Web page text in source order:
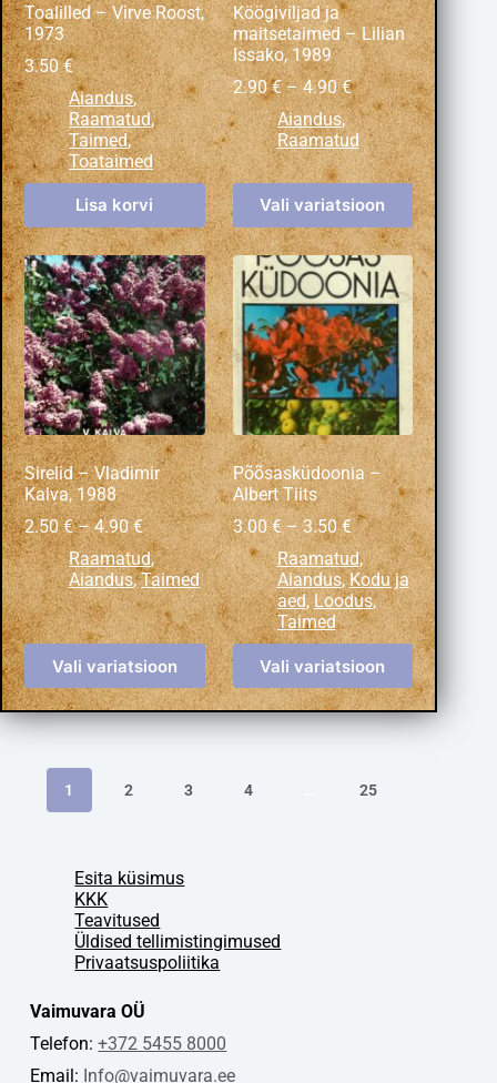
Toalilled – Virve Roost,
1973
3.50€
Aiandus,
Raamatud,
Taimed,
Toataimed
Lisa korvi
Köögiviljad ja
maitsetaimed – Lilian
Issako, 1989
2.90€ – 4.90€
Aiandus,
Raamatud
Vali variatsioon
Sirelid – Vladimir
Kalva, 1988
2.50€ – 4.90€
Raamatud,
Aiandus,Taimed
Vali variatsioon
Põõsasküdoonia –
Albert Tiits
3.00€ – 3.50€
Raamatud,
Aiandus,Kodu ja
aed, Loodus,
Taimed
Vali variatsioon
1 2 3 4 25
Esita küsimus
KKK
Teavitused
Üldised tellimistingimused
Privaatsuspoliitika
Vaimuvara OÜ
Telefon:+372 5455 8000
Email: Info@vaimuvara.ee